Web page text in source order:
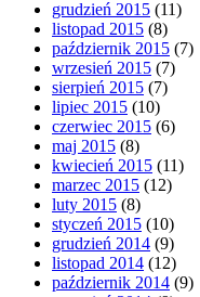
grudzień 2015 (11)
listopad 2015 (8)
październik 2015 (7)
wrzesień 2015 (7)
sierpień 2015 (7)
lipiec 2015 (10)
czerwiec 2015 (6)
maj 2015 (8)
kwiecień 2015 (11)
marzec 2015 (12)
luty 2015 (8)
styczeń 2015 (10)
grudzień 2014 (9)
listopad 2014 (12)
październik 2014 (9)